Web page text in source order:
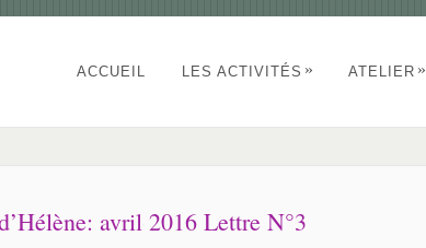
ACCUEIL LES ACTIVITÉS » ATELIER »
avril 2016 Lettre N°3